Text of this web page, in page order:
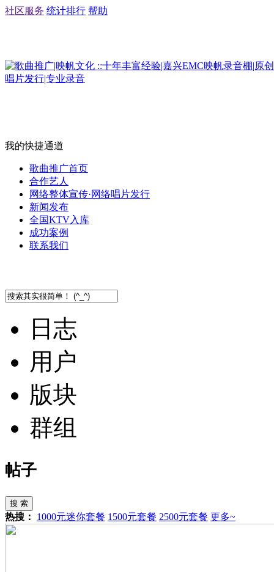
社区服务 统计排行 帮助
我的快捷通道
歌曲推广首页
合作艺人
网络整体宣传·网络唱片发行
新闻发布
全国KTV入库
成功案例
联系我们
日志
用户
版块
群组
帖子
搜 索
热搜： 1000元迷你套餐 1500元套餐 2500元套餐 更多~